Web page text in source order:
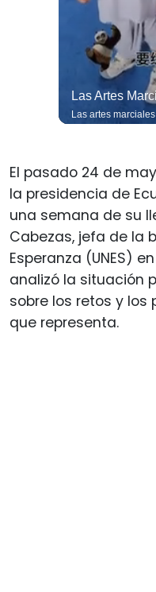
El pasado 24 de
la presidencia de
una semana de su
Cabezas, jefa de la
Esperanza (UNES)
analizó la situación
sobre los retos y
que representa.